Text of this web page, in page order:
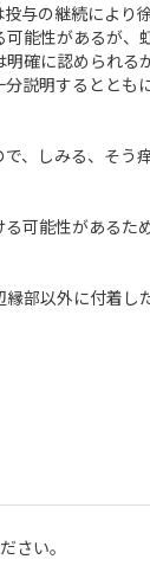
与の継続により
能性があるが、
確に認められる
説明するととも
、しみる、そう
可能性があるた
部以外に付着し
さい。